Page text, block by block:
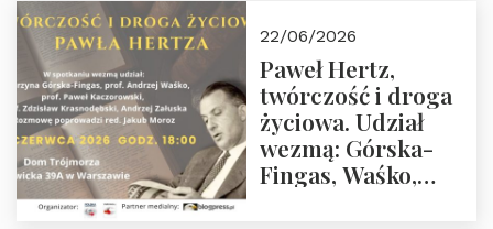
02.07.2026 r. godz.
18:00.
22/06/2026
Paweł Hertz,
twórczość i droga
życiowa. Udział
wezmą: Górska-
Fingas, Waśko,